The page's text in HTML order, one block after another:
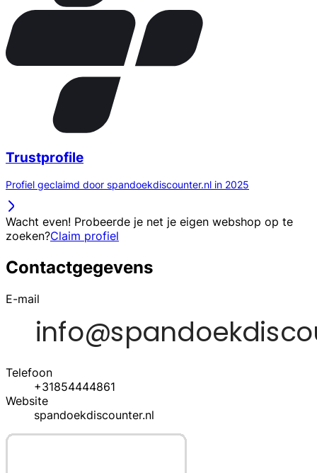
Trustprofile
Profiel geclaimd door spandoekdiscounter.nl in 2025
Wacht even! Probeerde je net je eigen webshop op te
zoeken?Claim profiel
Contactgegevens
E-mail
Telefoon
+31854444861
Website
spandoekdiscounter.nl